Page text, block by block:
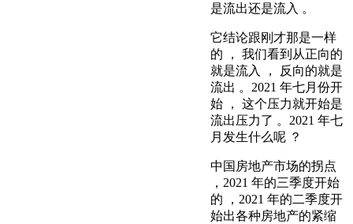
是流出还是流入 。
它结论跟刚才那是一样
的 ， 我们看到从正向的
就是流入 ， 反向的就是
流出 。2021 年七月份开
始 ， 这个压力就开始是
流出压力了 。2021 年七
月发生什么呢 ？
中国房地产市场的拐点
，2021 年的三季度开始
的 ，2021 年的二季度开
始出各种房地产的紧缩